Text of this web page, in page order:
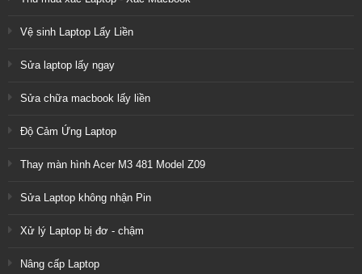
Vệ sinh Laptop Lấy Liền
Sửa laptop lấy ngay
Sửa chữa macbook lấy liền
Độ Cảm Ứng Laptop
Thay màn hình Acer M3 481 Model Z09
Sửa Laptop không nhận Pin
Xử lý Laptop bị đơ - chậm
Nâng cấp Laptop